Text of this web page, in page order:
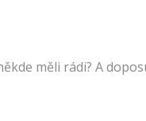
měli rádi? A